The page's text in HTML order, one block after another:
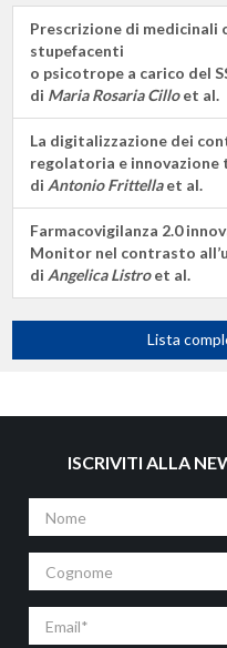
Prescrizione di medicinali
stupefacenti
o psicotrope a carico del
di Maria Rosaria Cilloet al.
La digitalizzazione dei
regolatoria e innovazione
di Antonio Frittellaet al.
Farmacovigilanza 2.0
Monitor nel contrasto
di Angelica Listroet al.
Lista
ISCRIVITI ALLA